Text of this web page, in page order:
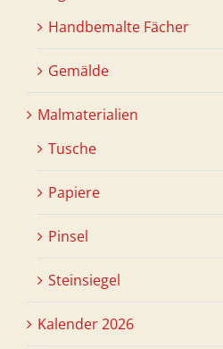
Handbemalte Fächer
Gemälde
Malmaterialien
Tusche
Papiere
Pinsel
Steinsiegel
Kalender 2026